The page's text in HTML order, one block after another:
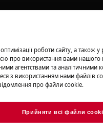
СТЕП.
роботи сайту, а також у
про використання вами нашого
агентствами та аналітичними
з використанням нами файлів
про файли сookie.
Прийняти всі файли